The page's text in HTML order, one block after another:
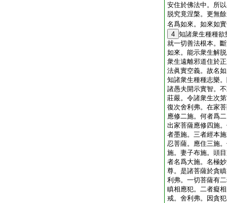
安住於佛法中。所
脱究竟涅槃。更無
名爲如來。如來如
4 知諸衆生種種
就一切善法根本。
如來。能示衆生解
衆生遠離邪道住於
法眞實空義。故名
知諸衆生種種志樂
諸愚夫開示實智。
莊嚴。令諸衆生次
復次舍利弗。在家
應修二施。何者爲
出家菩薩應修四施
者墨施。三者經本
忍菩薩。應住三施
施。妻子布施。頭
者名爲大施。名極
尊。是諸菩薩於貪
利弗。一切菩薩有
瞋相應犯。二者癡
戒。舍利弗。因貪